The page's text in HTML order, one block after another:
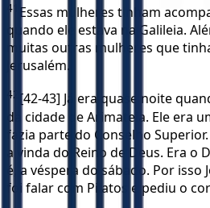
41 Essas mulheres tinham
quando ele estava na Galileia.
muitas outras mulheres que
Jerusalém.
42 [42-43] Já era quase noite
da cidade de Arimateia. Ele era
fazia parte do Conselho
a vinda do Reino de Deus. Era o
é, a véspera do sábado. Por
foi falar com Pilatos e pediu o